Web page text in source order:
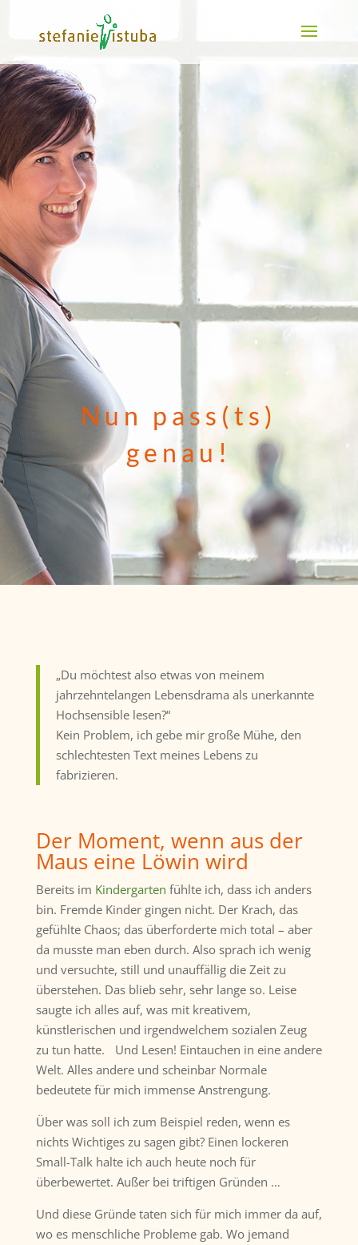
Nun pass(ts)
genau!
„Du möchtest also etwas von meinem
jahrzehntelangen Lebensdrama als unerkannte
Hochsensible lesen?“
Kein Problem, ich gebe mir große Mühe, den
schlechtesten Text meines Lebens zu
fabrizieren.
Der Moment, wenn aus der
Maus eine Löwin wird
Bereits im Kindergarten fühlte ich, dass ich anders
bin. Fremde Kinder gingen nicht. Der Krach, das
gefühlte Chaos; das überforderte mich total – aber
da musste man eben durch. Also sprach ich wenig
und versuchte, still und unauffällig die Zeit zu
überstehen. Das blieb sehr, sehr lange so. Leise
saugte ich alles auf, was mit kreativem,
künstlerischen und irgendwelchem sozialen Zeug
zu tun hatte. Und Lesen! Eintauchen in eine andere
Welt. Alles andere und scheinbar Normale
bedeutete für mich immense Anstrengung.
Über was soll ich zum Beispiel reden, wenn es
nichts Wichtiges zu sagen gibt? Einen lockeren
Small-Talk halte ich auch heute noch für
überbewertet. Außer bei triftigen Gründen …
Und diese Gründe taten sich für mich immer da auf,
wo es menschliche Probleme gab. Wo jemand